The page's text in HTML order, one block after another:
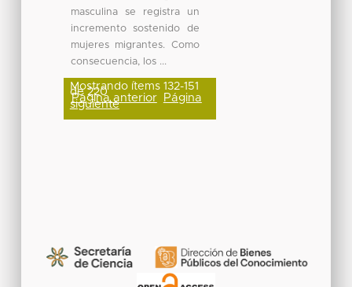
masculina se registra un
incremento sostenido de
mujeres migrantes. Como
consecuencia, los ...
Mostrando ítems 132-151
de 220
Página anterior Página
siguiente